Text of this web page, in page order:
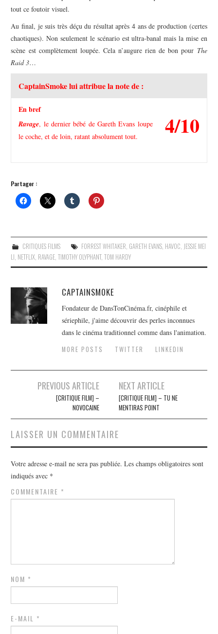
tout ce foutoir visuel.
Au final, je suis très déçu du résultat après 4 ans de production (certes
chaotiques). Non seulement le scénario est ultra-banal mais la mise en
scène est complètement loupée. Cela n’augure rien de bon pour The
Raid 3…
CaptainSmoke lui attribue la note de :
4/10
En bref
Ravage, le dernier bébé de Gareth Evans loupe
le coche, et de loin, ratant absolument tout.
Partager :
CRITIQUES FILMS FORREST WHITAKER, GARETH EVANS, HAVOC, JESSIE MEI
LI, NETFLIX, RAVAGE,TIMOTHY OLYPHANT,TOM HARDY
CAPTAINSMOKE
Fondateur de DansTonCinéma.fr, cinéphile et
sériephile, j'aime découvrir des perles inconnues
dans le cinéma traditionnel comme dans l'animation.
MORE POSTS
TWITTER LINKEDIN
Navigation
articles
PREVIOUS ARTICLE
[CRITIQUE FILM] –
NOVOCAINE
NEXT ARTICLE
[CRITIQUE FILM] – TU NE
MENTIRAS POINT
LAISSER UN COMMENTAIRE
Votre adresse e-mail ne sera pas publiée. Les champs obligatoires sont
indiqués avec *
COMMENTAIRE *
NOM *
E-MAIL *